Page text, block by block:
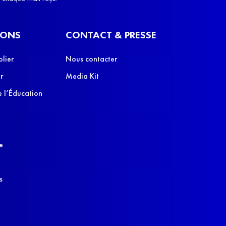
l’Éducation
CONTACT & PRESSE
Nous contacter
Media Kit